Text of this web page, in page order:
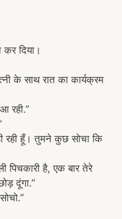
दिया।
के साथ रात का कार्यक्रम
रही.”
रही हूँ। तुमने कुछ सोचा कि
पिचकारी है, एक बार तेरे
दूंगा.”